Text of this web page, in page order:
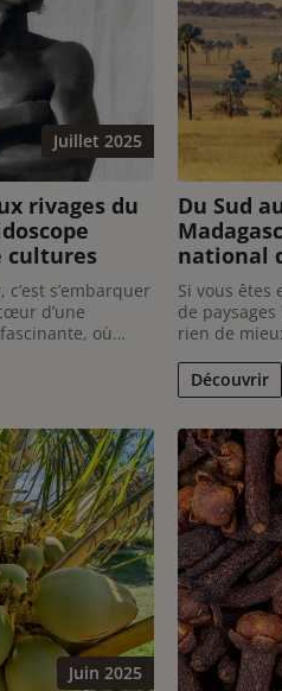
Juillet 2025
rivages du
cultures
s’embarquer
d’une
où
de
à des
en quête ...
Du Sud
national
de
Si vous êtes
de
rien de
de l’Isalo et
ces deux
Découvrir
Juin 2025